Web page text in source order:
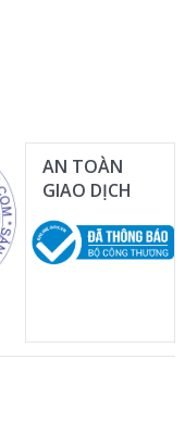
AN TOÀN
GIAO DỊCH